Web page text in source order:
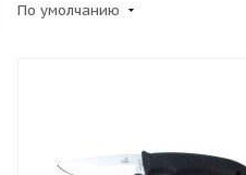
По умолчанию